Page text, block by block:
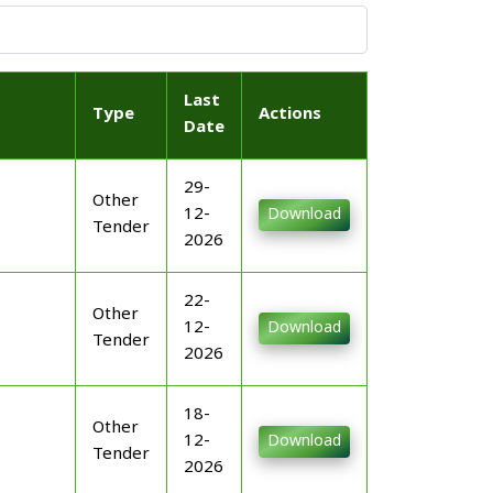
Type
Last
Date
Actions
Other
Tender
29-
12-
2026
Download
Other
Tender
22-
12-
2026
Download
Other
Tender
18-
12-
2026
Download